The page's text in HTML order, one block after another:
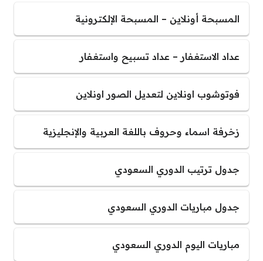
المسبحة أونلاين – المسبحة الإلكترونية
عداد الاستغفار – عداد تسبيح واستغفار
فوتوشوب اونلاين لتعديل الصور اونلاين
زخرفة اسماء وحروف باللغة العربية والإنجليزية
جدول ترتيب الدوري السعودي
جدول مباريات الدوري السعودي
مباريات اليوم الدوري السعودي